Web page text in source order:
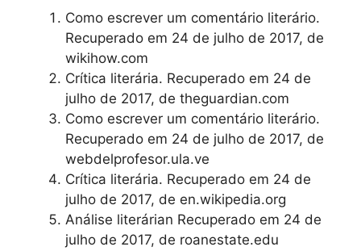
Como escrever um comentário literário.
Recuperado em 24 de julho de 2017, de
wikihow.com
Crítica literária. Recuperado em 24 de
julho de 2017, de theguardian.com
Como escrever um comentário literário.
Recuperado em 24 de julho de 2017, de
webdelprofesor.ula.ve
Crítica literária. Recuperado em 24 de
julho de 2017, de en.wikipedia.org
Análise literárian Recuperado em 24 de
julho de 2017, de roanestate.edu